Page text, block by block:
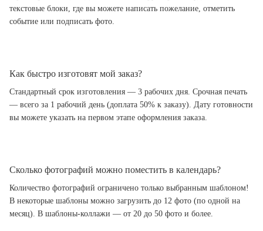
текстовые блоки, где вы можете написать пожелание, отметить
событие или подписать фото.
Как быстро изготовят мой заказ?
Стандартный срок изготовления — 3 рабочих дня. Срочная печать
— всего за 1 рабочий день (доплата 50% к заказу). Дату готовности
вы можете указать на первом этапе оформления заказа.
Сколько фотографий можно поместить в календарь?
Количество фотографий ограничено только выбранным шаблоном!
В некоторые шаблоны можно загрузить до 12 фото (по одной на
месяц). В шаблоны-коллажи — от 20 до 50 фото и более.